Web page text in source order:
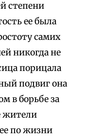
степени
ее была
самих
никогда не
порицала
подвиг она
в борьбе за
жители
по жизни